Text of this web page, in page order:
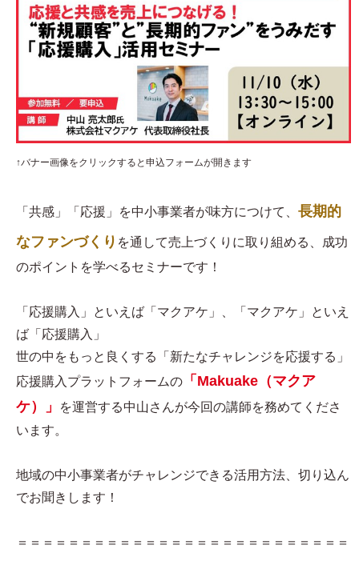
↑バナー画像をクリックすると申込フォームが開きます
「共感」「応援」を中小事業者が味方につけて、 長期的
なファンづくり を通して売上づくりに取り組める、成功
のポイントを学べるセミナーです！
「応援購入」といえば「マクアケ」、「マクアケ」といえ
ば「応援購入」
世の中をもっと良くする「新たなチャレンジを応援する」
応援購入プラットフォームの 「Makuake（マクア
ケ）」
を運営する中山さんが今回の講師を務めてくださ
います。
地域の中小事業者がチャレンジできる活用方法、切り込ん
でお聞きします！
＝＝＝＝＝＝＝＝＝＝＝＝＝＝＝＝＝＝＝＝＝＝＝＝＝＝